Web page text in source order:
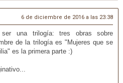
6 de diciembre de 2016 a las 23:38
una trilogía: tres obras sobre
de la trilogía es "Mujeres que se
es la primera parte :)